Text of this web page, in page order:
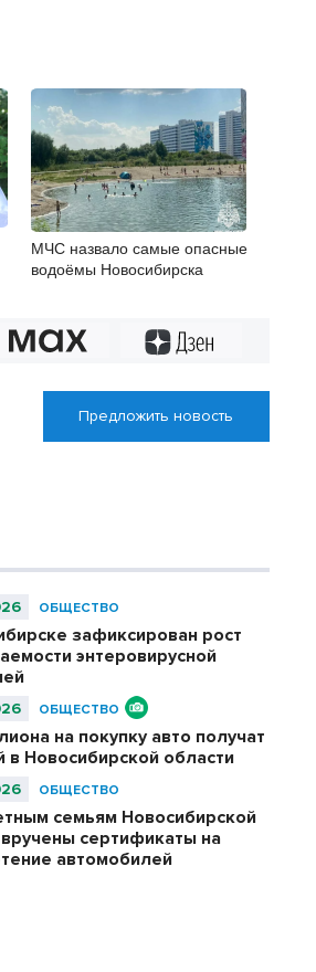
МЧС назвало самые опасные
водоёмы Новосибирска
Предложить новость
ОБЩЕСТВО
зафиксирован рост
энтеровирусной
ОБЩЕСТВО
на покупку авто получат
в Новосибирской области
ОБЩЕСТВО
семьям Новосибирской
сертификаты на
автомобилей